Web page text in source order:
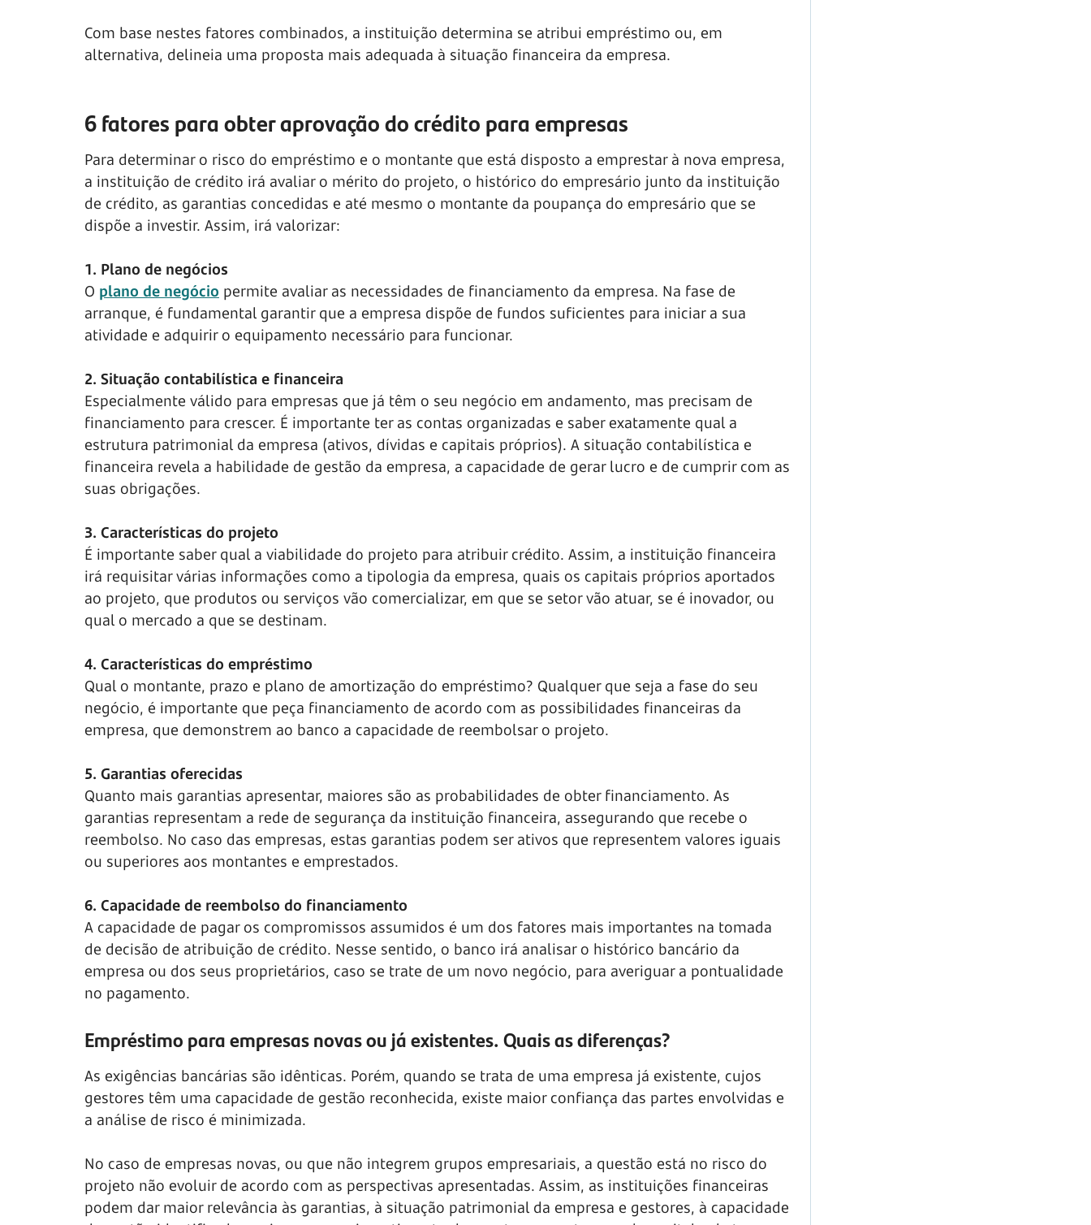
Com base nestes fatores combinados, a instituição determina se atribui empréstimo ou, em
alternativa, delineia uma proposta mais adequada à situação financeira da empresa.
6 fatores para obter aprovação do crédito para empresas
Para determinar o risco do empréstimo e o montante que está disposto a emprestar à nova empresa,
a instituição de crédito irá avaliar o mérito do projeto, o histórico do empresário junto da instituição
de crédito, as garantias concedidas e até mesmo o montante da poupança do empresário que se
dispõe a investir. Assim, irá valorizar:
1. Plano de negócios
O plano de negócio permite avaliar as necessidades de financiamento da empresa. Na fase de
arranque, é fundamental garantir que a empresa dispõe de fundos suficientes para iniciar a sua
atividade e adquirir o equipamento necessário para funcionar.
2. Situação contabilística e financeira
Especialmente válido para empresas que já têm o seu negócio em andamento, mas precisam de
financiamento para crescer. É importante ter as contas organizadas e saber exatamente qual a
estrutura patrimonial da empresa (ativos, dívidas e capitais próprios). A situação contabilística e
financeira revela a habilidade de gestão da empresa, a capacidade de gerar lucro e de cumprir com as
suas obrigações.
3. Características do projeto
É importante saber qual a viabilidade do projeto para atribuir crédito. Assim, a instituição financeira
irá requisitar várias informações como a tipologia da empresa, quais os capitais próprios aportados
ao projeto, que produtos ou serviços vão comercializar, em que se setor vão atuar, se é inovador, ou
qual o mercado a que se destinam.
4. Características do empréstimo
Qual o montante, prazo e plano de amortização do empréstimo? Qualquer que seja a fase do seu
negócio, é importante que peça financiamento de acordo com as possibilidades financeiras da
empresa, que demonstrem ao banco a capacidade de reembolsar o projeto.
5. Garantias oferecidas
Quanto mais garantias apresentar, maiores são as probabilidades de obter financiamento. As
garantias representam a rede de segurança da instituição financeira, assegurando que recebe o
reembolso. No caso das empresas, estas garantias podem ser ativos que representem valores iguais
ou superiores aos montantes e emprestados.
6. Capacidade de reembolso do financiamento
A capacidade de pagar os compromissos assumidos é um dos fatores mais importantes na tomada
de decisão de atribuição de crédito. Nesse sentido, o banco irá analisar o histórico bancário da
empresa ou dos seus proprietários, caso se trate de um novo negócio, para averiguar a pontualidade
no pagamento.
Empréstimo para empresas novas ou já existentes. Quais as diferenças?
As exigências bancárias são idênticas. Porém, quando se trata de uma empresa já existente, cujos
gestores têm uma capacidade de gestão reconhecida, existe maior confiança das partes envolvidas e
a análise de risco é minimizada.
No caso de empresas novas, ou que não integrem grupos empresariais, a questão está no risco do
projeto não evoluir de acordo com as perspectivas apresentadas. Assim, as instituições financeiras
podem dar maior relevância às garantias, à situação patrimonial da empresa e gestores, à capacidade